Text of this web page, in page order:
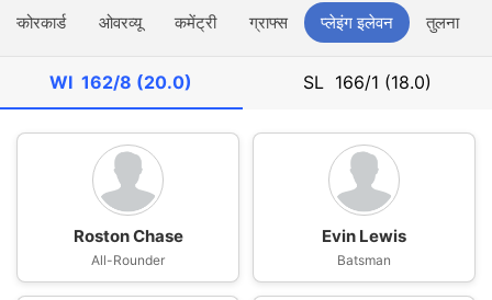
स्कोरकार्ड ओवरव्यू कमेंट्री ग्राफ्स प्लेइंग इलेवन तुलना
WI162/8 (20.0) SL 166/1 (18.0)
Roston Chase
All-Rounder
Evin Lewis
Batsman